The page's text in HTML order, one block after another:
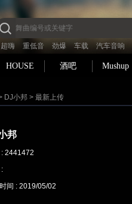
超嗨 重低音 劲爆 车载 汽车音响
HOUSE 酒吧 Mushup
DJ小邦> 最新上传
邦
: 2441472
间 : 2019/05/02